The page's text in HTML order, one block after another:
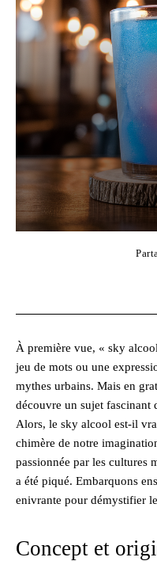
À première vue, « sky
jeu de mots ou une
mythes urbains. Mais en
découvre un sujet
Alors, le sky alcool est-il
chimère de notre
passionnée par les cultures
a été piqué. Embarquons
enivrante pour démystifier
Concept et